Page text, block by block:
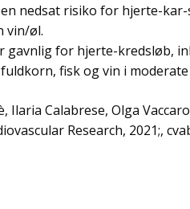
nedsat risiko for hjerte-
vin/øl.
gavnlig for hjerte-kredsløb,
fisk og vin i
Ilaria Calabrese, Olga
Research, 2021;,